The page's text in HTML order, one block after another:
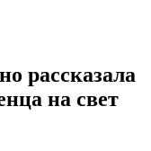
рассказала
на свет